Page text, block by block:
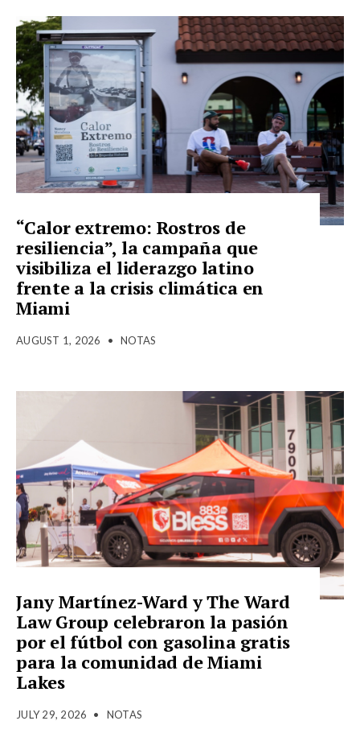
“Calor extremo: Rostros de
resiliencia”, la campaña que
visibiliza el liderazgo latino
frente a la crisis climática en
Miami
AUGUST 1, 2026 • NOTAS
Jany Martínez-Ward y The Ward
Law Group celebraron la pasión
por el fútbol con gasolina gratis
para la comunidad de Miami
Lakes
JULY 29, 2026 • NOTAS